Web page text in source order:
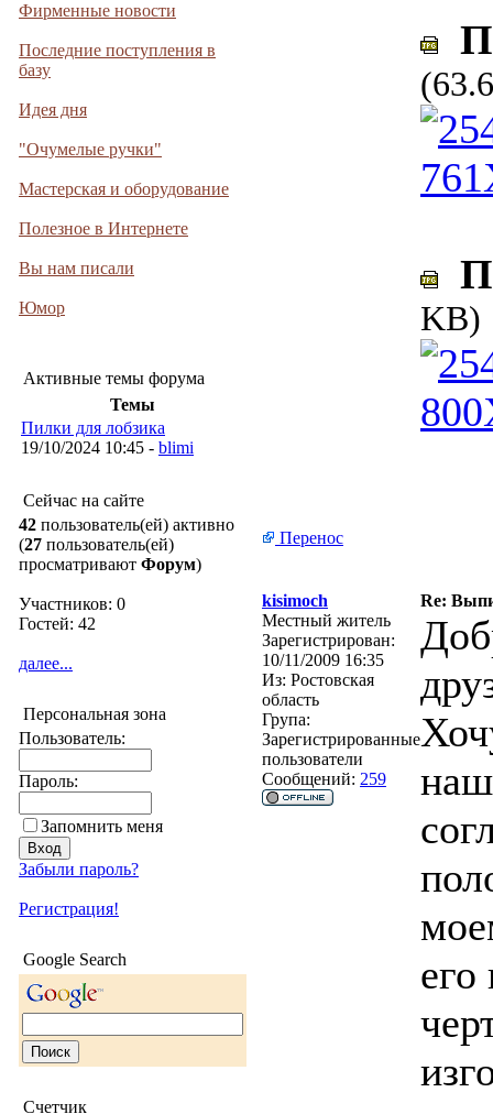
Фирменные новости
Последние поступления в
базу
Идея дня
"Очумелые ручки"
Мастерская и оборудование
Полезное в Интернете
Вы нам писали
Юмор
Активные темы форума
Темы
Пилки для лобзика
19/10/2024 10:45 - blimi
Сейчас на сайте
42 пользователь(ей) активно
(27 пользователь(ей)
просматривают Форум)
Участников: 0
Гостей: 42
далее...
Персональная зона
Пользователь:
Пароль:
Запомнить меня
Забыли пароль?
Регистрация!
Google Search
Счетчик
KB)
Перенос
kisimoch
Re:
Местный житель
Зарегистрирован:
10/11/2009 16:35
Из: Ростовская
область
Група:
Зарегистрированные
пользователи
Сообщений: 259
его